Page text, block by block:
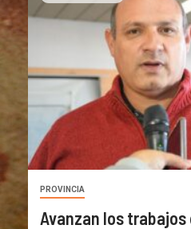
PROVINCIA
Avanzan los trabajos